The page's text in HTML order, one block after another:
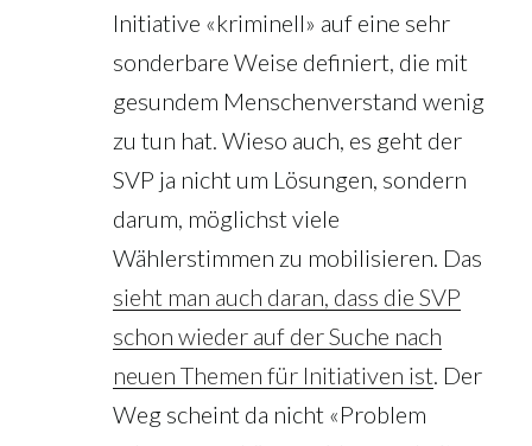
Initiative «kriminell» auf eine sehr
sonderbare Weise definiert, die mit
gesundem Menschenverstand wenig
zu tun hat. Wieso auch, es geht der
SVP ja nicht um Lösungen, sondern
darum, möglichst viele
Wählerstimmen zu mobilisieren. Das
sieht man auch daran, dass die SVP
schon wieder auf der Suche nach
neuen Themen für Initiativen ist. Der
Weg scheint da nicht «Problem